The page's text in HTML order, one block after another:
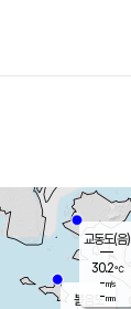
볼음도
교동도(음)
30.2℃
-m/s
-mm